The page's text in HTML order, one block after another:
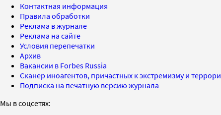
Контактная информация
Правила обработки
Реклама в журнале
Реклама на сайте
Условия перепечатки
Архив
Вакансии в Forbes Russia
Сканер иноагентов, причастных к экстремизму и
Подписка на печатную версию журнала
Мы в соцсетях: